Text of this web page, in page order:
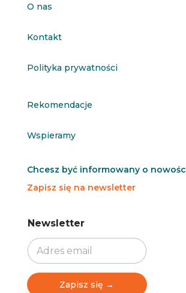
O nas
Kontakt
Polityka prywatności
Rekomendacje
Wspieramy
Chcesz być informowany o
Zapisz się na newsletter
e
w
s
l
t
e
w
s
l
t
Newsletter
Zapisz się →